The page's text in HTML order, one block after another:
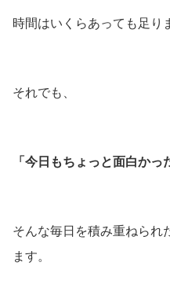
時間はいくらあっても足り
それでも、
「今日もちょっと面白かっ
そんな毎日を積み重ねられ
ます。